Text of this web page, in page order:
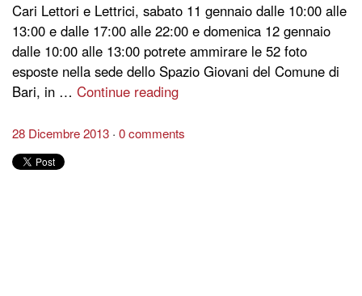
Cari Lettori e Lettrici, sabato 11 gennaio dalle 10:00 alle
13:00 e dalle 17:00 alle 22:00 e domenica 12 gennaio
dalle 10:00 alle 13:00 potrete ammirare le 52 foto
esposte nella sede dello Spazio Giovani del Comune di
Bari, in … Continue reading
28 Dicembre 2013 0 comments